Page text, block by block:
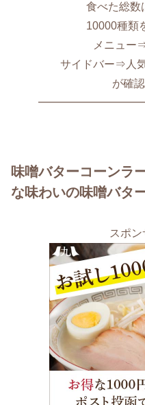
食べた総数
10000種類
メニュー
サイドバー⇒人
が確
味噌バターコーンラ
な味わいの味噌バタ
スポン